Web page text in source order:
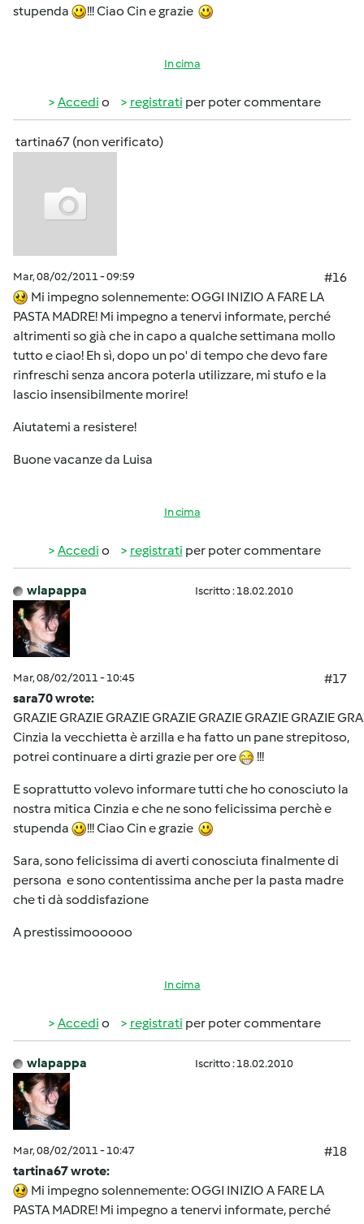
stupenda
!!! Ciao Cin e grazie
In cima
Accedi o registrati per poter commentare
tartina67 (non verificato)
Mar, 08/02/2011 - 09:59
#16
Mi impegno solennemente: OGGI INIZIO A FARE LA
PASTA MADRE! Mi impegno a tenervi informate, perché
altrimenti so già che in capo a qualche settimana mollo
tutto e ciao! Eh sì, dopo un po' di tempo che devo fare
rinfreschi senza ancora poterla utilizzare, mi stufo e la
lascio insensibilmente morire!
Aiutatemi a resistere!
Buone vacanze da Luisa
In cima
Accedi o registrati per poter commentare
wlapappa Iscritto : 18.02.2010
Mar, 08/02/2011 - 10:45
#17
sara70 wrote:
GRAZIE GRAZIE GRAZIE GRAZIE GRAZIE GRAZIE GRAZIE
Cinzia la vecchietta è arzilla e ha fatto un pane strepitoso,
potrei continuare a dirti grazie per ore
!!!
E soprattutto volevo informare tutti che ho conosciuto la
nostra mitica Cinzia e che ne sono felicissima perchè e
stupenda
!!! Ciao Cin e grazie
Sara, sono felicissima di averti conosciuta finalmente di
persona e sono contentissima anche per la pasta madre
che ti dà soddisfazione
A prestissimoooooo
In cima
Accedi o registrati per poter commentare
wlapappa Iscritto : 18.02.2010
Mar, 08/02/2011 - 10:47
#18
tartina67 wrote:
Mi impegno solennemente: OGGI INIZIO A FARE LA
PASTA MADRE! Mi impegno a tenervi informate, perché